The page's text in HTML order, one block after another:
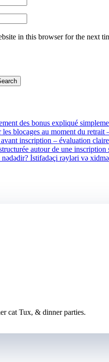
in this browser for the next
des bonus expliqué
blocages au moment du
inscription – évaluation
autour de une inscription
İstifadəçi rəyləri və
cat Tux, & dinner parties.